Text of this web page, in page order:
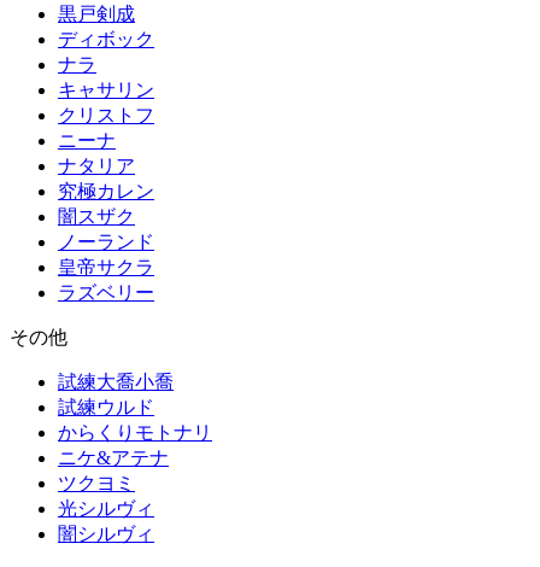
黒戸剣成
ディボック
ナラ
キャサリン
クリストフ
ニーナ
ナタリア
究極カレン
闇スザク
ノーランド
皇帝サクラ
ラズベリー
その他
試練大喬小喬
試練ウルド
からくりモトナリ
ニケ&アテナ
ツクヨミ
光シルヴィ
闇シルヴィ